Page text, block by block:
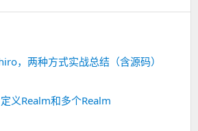
，两种方式实战总结（含源码）
义Realm和多个Realm